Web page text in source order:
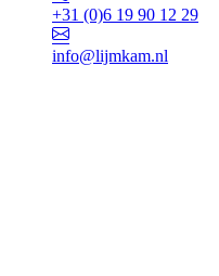
+31 (0)6 19 90 12 29
info@lijmkam.nl